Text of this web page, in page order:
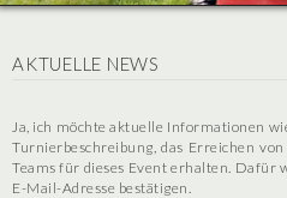
AKTUELLE NEWS
Ja, ich möchte aktuelle Informationen
Turnierbeschreibung, das Erreichen
Teams für dieses Event erhalten. Dafür
E-Mail-Adresse bestätigen.